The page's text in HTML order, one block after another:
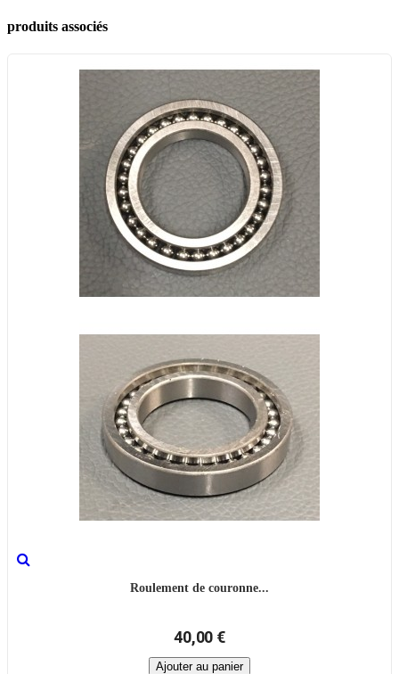
produits associés
Roulement de couronne...
40,00 €
Ajouter au panier